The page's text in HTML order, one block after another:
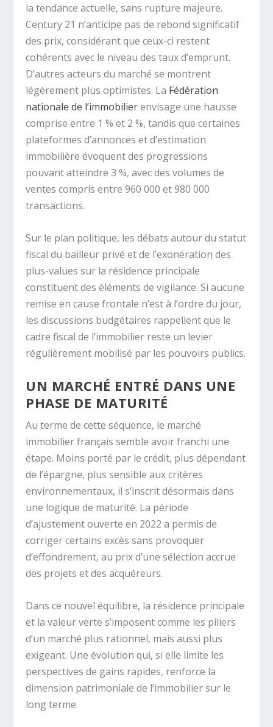
la tendance actuelle, sans rupture majeure.
Century 21 n’anticipe pas de rebond significatif
des prix, considérant que ceux-ci restent
cohérents avec le niveau des taux d’emprunt.
D’autres acteurs du marché se montrent
légèrement plus optimistes. La Fédération
nationale de l’immobilierenvisage une hausse
comprise entre 1 % et 2 %, tandis que certaines
plateformes d’annonces et d’estimation
immobilière évoquent des progressions
pouvant atteindre 3 %, avec des volumes de
ventes compris entre 960 000 et 980 000
transactions.
Sur le plan politique, les débats autour du statut
fiscal du bailleur privé et de l’exonération des
plus-values sur la résidence principale
constituent des éléments de vigilance. Si aucune
remise en cause frontale n’est à l’ordre du jour,
les discussions budgétaires rappellent que le
cadre fiscal de l’immobilier reste un levier
régulièrement mobilisé par les pouvoirs publics.
UN MARCHÉ ENTRÉ DANS UNE
PHASE DE MATURITÉ
Au terme de cette séquence, le marché
immobilier français semble avoir franchi une
étape. Moins porté par le crédit, plus dépendant
de l’épargne, plus sensible aux critères
environnementaux, il s’inscrit désormais dans
une logique de maturité. La période
d’ajustement ouverte en 2022 a permis de
corriger certains excès sans provoquer
d’effondrement, au prix d’une sélection accrue
des projets et des acquéreurs.
Dans ce nouvel équilibre, la résidence principale
et la valeur verte s’imposent comme les piliers
d’un marché plus rationnel, mais aussi plus
exigeant. Une évolution qui, si elle limite les
perspectives de gains rapides, renforce la
dimension patrimoniale de l’immobilier sur le
long terme.